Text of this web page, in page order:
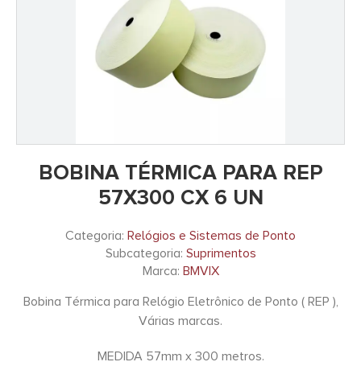
BOBINA TÉRMICA PARA REP
57X300 CX 6 UN
Categoria: Relógios e Sistemas de Ponto
Subcategoria: Suprimentos
Marca: BMVIX
Bobina Térmica para Relógio Eletrônico de Ponto ( REP ),
Várias marcas.
MEDIDA 57mm x 300 metros.